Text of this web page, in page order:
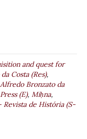
and quest for
Costa (Res),
Bronzato da
(E), Miḥna,
Revista de História (S-